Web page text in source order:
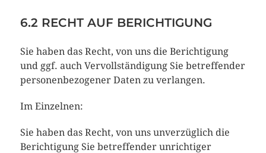
6.2 RECHT AUF BERICHTIGUNG
Sie haben das Recht, von uns die Berichtigung
und ggf. auch Vervollständigung Sie betreffender
personenbezogener Daten zu verlangen.
Im Einzelnen:
Sie haben das Recht, von uns unverzüglich die
Berichtigung Sie betreffender unrichtiger